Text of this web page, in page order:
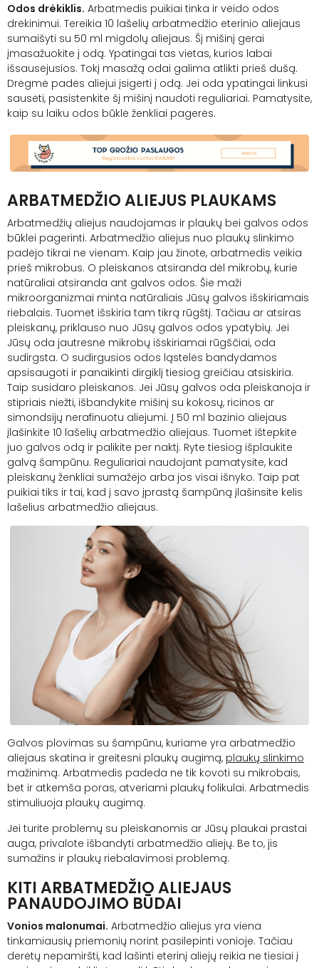
Odos drėkiklis. Arbatmedis puikiai tinka ir veido odos
drėkinimui. Tereikia 10 lašelių arbatmedžio eterinio aliejaus
sumaišyti su 50 ml migdolų aliejaus. Šį mišinį gerai
įmasažuokite į odą. Ypatingai tas vietas, kurios labai
išsausėjusios. Tokį masažą odai galima atlikti prieš dušą.
Drėgmė padės aliejui įsigerti į odą. Jei oda ypatingai linkusi
sausėti, pasistenkite šį mišinį naudoti reguliariai. Pamatysite,
kaip su laiku odos būklė ženkliai pagerės.
ARBATMEDŽIO ALIEJUS PLAUKAMS
Arbatmedžių aliejus naudojamas ir plaukų bei galvos odos
būklei pagerinti. Arbatmedžio aliejus nuo plaukų slinkimo
padėjo tikrai ne vienam. Kaip jau žinote, arbatmedis veikia
prieš mikrobus. O pleiskanos atsiranda dėl mikrobų, kurie
natūraliai atsiranda ant galvos odos. Šie maži
mikroorganizmai minta natūraliais Jūsų galvos išskiriamais
riebalais. Tuomet išskiria tam tikrą rūgštį. Tačiau ar atsiras
pleiskanų, priklauso nuo Jūsų galvos odos ypatybių. Jei
Jūsų oda jautresnė mikrobų išskiriamai rūgščiai, oda
sudirgsta. O sudirgusios odos ląstelės bandydamos
apsisaugoti ir panaikinti dirgiklį tiesiog greičiau atsiskiria.
Taip susidaro pleiskanos. Jei Jūsų galvos oda pleiskanoja ir
stipriais niežti, išbandykite mišinį su kokosų, ricinos ar
simondsijų nerafinuotu aliejumi. Į 50 ml bazinio aliejaus
įlašinkite 10 lašelių arbatmedžio aliejaus. Tuomet ištepkite
juo galvos odą ir palikite per naktį. Ryte tiesiog išplaukite
galvą šampūnu. Reguliariai naudojant pamatysite, kad
pleiskanų ženkliai sumažėjo arba jos visai išnyko. Taip pat
puikiai tiks ir tai, kad į savo įprastą šampūną įlašinsite kelis
lašelius arbatmedžio aliejaus.
Galvos plovimas su šampūnu, kuriame yra arbatmedžio
aliejaus skatina ir greitesni plaukų augimą, plaukų slinkimo
mažinimą. Arbatmedis padeda ne tik kovoti su mikrobais,
bet ir atkemša poras, atveriami plaukų folikulai. Arbatmedis
stimuliuoja plaukų augimą.
Jei turite problemų su pleiskanomis ar Jūsų plaukai prastai
auga, privalote išbandyti arbatmedžio aliejų. Be to, jis
sumažins ir plaukų riebalavimosi problemą.
KITI ARBATMEDŽIO ALIEJAUS
PANAUDOJIMO BŪDAI
Vonios malonumai. Arbatmedžio aliejus yra viena
tinkamiausių priemonių norint pasilepinti vonioje. Tačiau
derėtų nepamiršti, kad lašinti eterinį aliejų reikia ne tiesiai į